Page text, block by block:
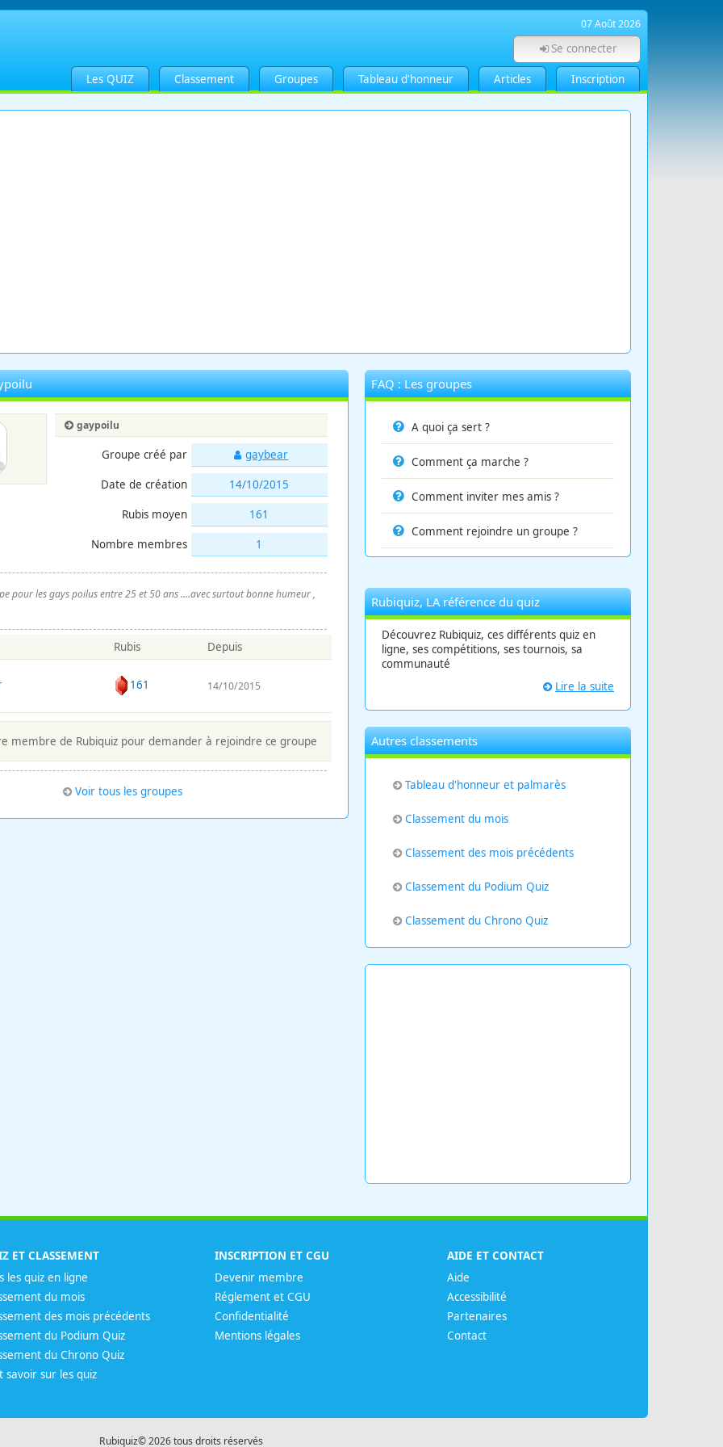
07 Août 2026
Se connecter
Les QUIZ Classement Groupes Tableau d'honneur Articles Inscription
gaypoilu
Groupe créé par gaybear
Date de création 14/10/2015
Rubis moyen 161
Nombre membres 1
pour les gays poilus entre 25 et 50 ans ....avec surtout bonne humeur ,
Rubis Depuis
161 14/10/2015
membre de Rubiquiz pour demander à rejoindre ce groupe
Voir tous les groupes
FAQ : Les groupes
A quoi ça sert ?
Comment ça marche ?
Comment inviter mes amis ?
Comment rejoindre un groupe ?
Rubiquiz, LA référence du quiz
Découvrez Rubiquiz, ces différents quiz en
ligne, ses compétitions, ses tournois, sa
communauté
Lire la suite
Autres classements
Tableau d'honneur et palmarès
Classement du mois
Classement des mois précédents
Classement du Podium Quiz
Classement du Chrono Quiz
ET CLASSEMENT
les quiz en ligne
du mois
des mois précédents
du Podium Quiz
du Chrono Quiz
savoir sur les quiz
INSCRIPTION ET CGU
Devenir membre
Réglement et CGU
Confidentialité
Mentions légales
AIDE ET CONTACT
Aide
Accessibilité
Partenaires
Contact
Rubiquiz© 2026 tous droits réservés